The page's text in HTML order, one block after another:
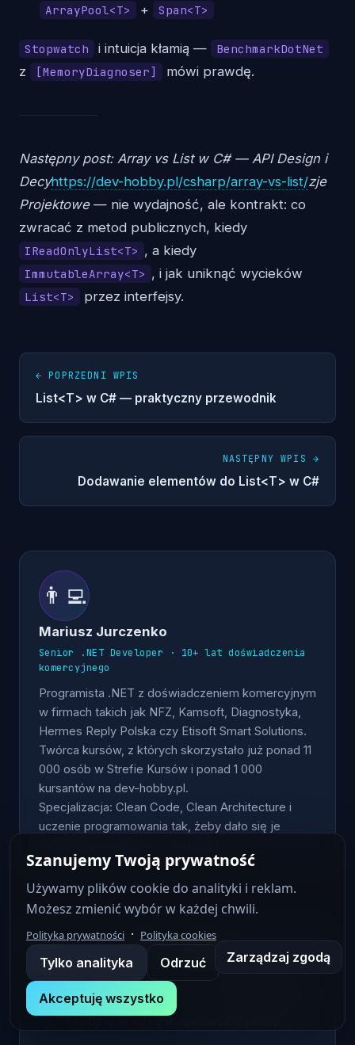
ArrayPool<T> + Span<T>
Stopwatch i intuicja kłamią — BenchmarkDotNet
z [MemoryDiagnoser] mówi prawdę.
Następny post: Array vs List w C# — API Design i
Decyhttps://dev-hobby.pl/csharp/array-vs-list/zje
Projektowe— nie wydajność, ale kontrakt: co
zwracać z metod publicznych, kiedy
IReadOnlyList<T> , a kiedy
ImmutableArray<T> , i jak uniknąć wycieków
List<T> przez interfejsy.
← POPRZEDNI WPIS
List<T> w C# — praktyczny przewodnik
NASTĘPNY WPIS →
Dodawanie elementów do List<T> w C#
👨‍💻
Mariusz Jurczenko
Senior .NET Developer · 10+ lat doświadczenia
komercyjnego
Programista .NET z doświadczeniem komercyjnym
w firmach takich jak NFZ, Kamsoft, Diagnostyka,
Hermes Reply Polska czy Etisoft Smart Solutions.
Twórca kursów, z których skorzystało już ponad 11
000 osób w Strefie Kursów i ponad 1 000
kursantów na dev-hobby.pl.
Specjalizacja: Clean Code, Clean Architecture i
uczenie programowania tak, żeby dało się je
🚀 Co dalej?
Zobacz to w praktyce na wideo i pobierz
darmową roadmapę, żeby ułożyć naukę w
spójną ścieżkę do pierwszej pracy.
Szanujemy Twoją prywatność
Używamy plików cookie do analityki i reklam.
Możesz zmienić wybór w każdej chwili.
Polityka prywatności · Polityka cookies
Tylko analityka Odrzuć
Akceptuję wszystko
Zarządzaj zgodą